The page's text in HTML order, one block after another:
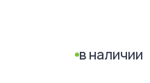
в наличии